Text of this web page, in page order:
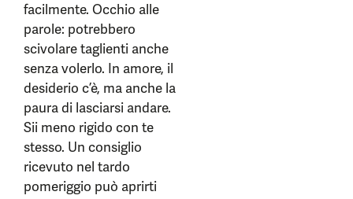
facilmente. Occhio alle
parole: potrebbero
scivolare taglienti anche
senza volerlo. In amore, il
desiderio c’è, ma anche la
paura di lasciarsi andare.
Sii meno rigido con te
stesso. Un consiglio
ricevuto nel tardo
pomeriggio può aprirti